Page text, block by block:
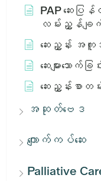
PAP ဆေး
လမ်းညွှန်ချက်မ
ဆေးညွှန်း အ
ဆေးများသောက်ခြ
ဆေးညွှန်းစာတ
အဆုတ်ဗေဒ
ကျောက်ကပ်ဆေး
Palliative